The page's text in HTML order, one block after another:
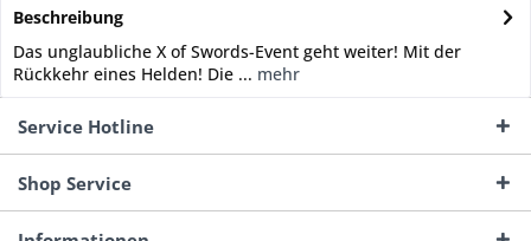
Beschreibung
Das unglaubliche X of Swords-Event geht weiter! Mit der
Rückkehr eines Helden! Die ... mehr
Service Hotline
Shop Service